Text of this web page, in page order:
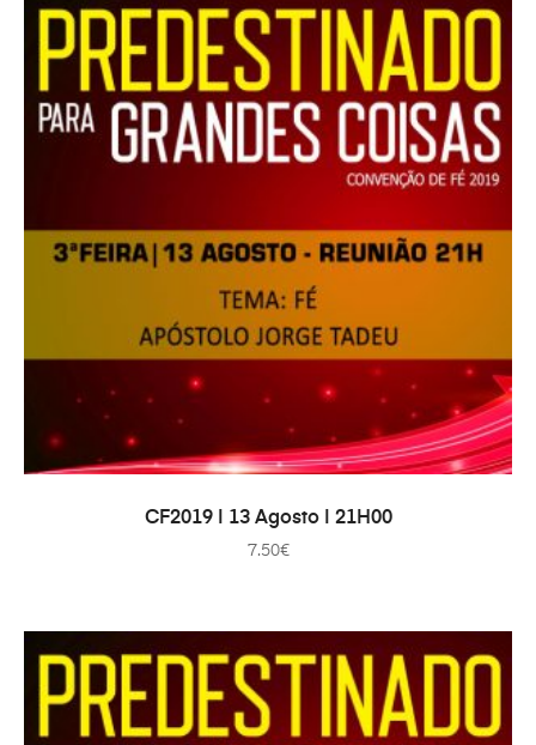
ADAUGĂ ÎN COȘ
CF2019 | 13 Agosto | 21H00
7.50€